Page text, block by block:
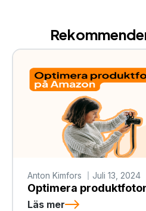
Anton Kimfors Juli 13, 2024
Optimera
Läs mer